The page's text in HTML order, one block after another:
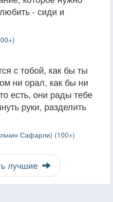
- сиди и
с тобой, как бы ты
ни орал, как бы ни
есть, они рады тебе
руки, разделить
Сафарли) (100+)
лучшие